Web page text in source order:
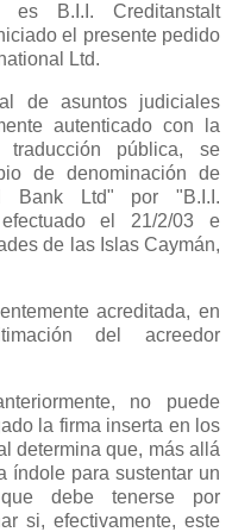
B.I.I. Creditanstalt
el presente pedido
Ltd.
de asuntos judiciales
autenticado con la
pública, se
de denominación de
Bank Ltd" por "B.I.I.
el 21/2/03 e
de las Islas Caymán,
acreditada, en
del acreedor
no puede
la firma inserta en los
determina que, más allá
índole para sustentar un
debe tenerse por
si, efectivamente, este